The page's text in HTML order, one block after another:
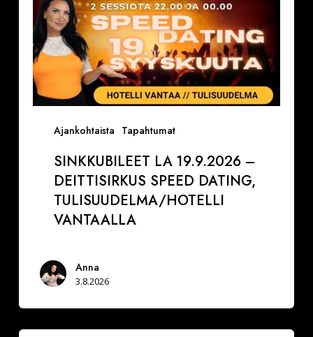
Ajankohtaista Tapahtumat
Vantaalla
SINKKUBILEET LA 19.9.2026 –
DEITTISIRKUS SPEED DATING,
TULISUUDELMA/HOTELLI
VANTAALLA
Anna
3.8.2026